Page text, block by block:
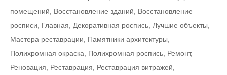
помещений
Восстановление зданий
Восстановление
росписи
Главная Декоративная роспись Лучшие объекты
Мастера реставрации
Памятники архитектуры
Полихромная окраска
Полихромная роспись Ремонт,
Реновация
Реставрация Реставрация витражей